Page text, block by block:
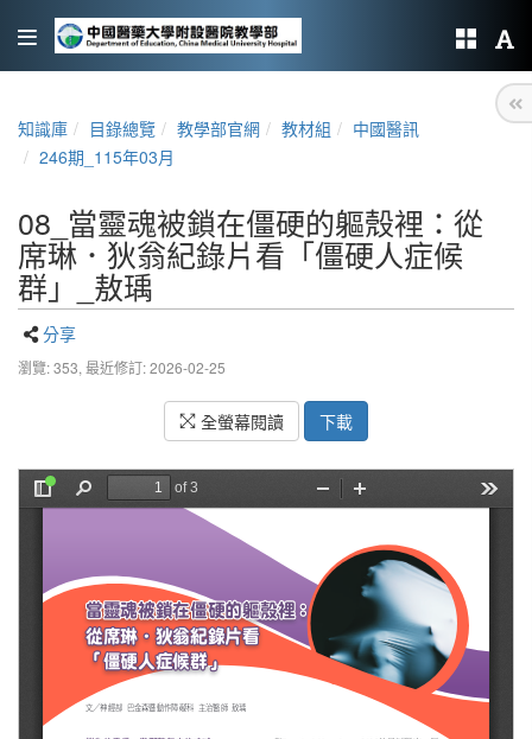
知識庫 目錄總覽 教學部官網 教材組
中國醫訊
246期_115年03月
08_當靈魂被鎖在僵硬的軀殼裡：從
席琳．狄翁紀錄片看「僵硬人症候
群」_敖瑀
分享
瀏覽: 353, 最近修訂: 2026-02-25
全螢幕閱讀 下載